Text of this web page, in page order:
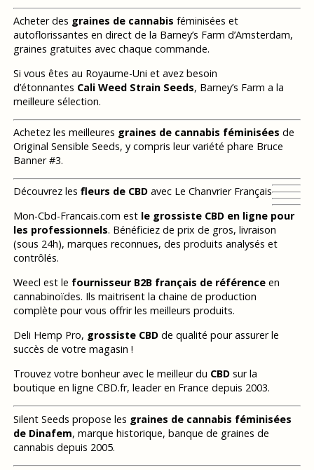
Acheter des graines de cannabis féminisées et
autoflorissantes en direct de la Barney’s Farm d’Amsterdam,
graines gratuites avec chaque commande.
Si vous êtes au Royaume-Uni et avez besoin
d’étonnantes Cali Weed Strain Seeds, Barney’s Farm a la
meilleure sélection.
Achetez les meilleures graines de cannabis féminisées de
Original Sensible Seeds, y compris leur variété phare Bruce
Banner #3.
Découvrez les fleurs de CBDavec Le Chanvrier Français
Mon-Cbd-Francais.com est le grossiste CBD en ligne pour
les professionnels. Bénéficiez de prix de gros, livraison
(sous 24h), marques reconnues, des produits analysés et
contrôlés.
Weecl est le fournisseur B2B français de référenceen
cannabinoïdes. Ils maitrisent la chaine de production
complète pour vous offrir les meilleurs produits.
Deli Hemp Pro, grossiste CBDde qualité pour assurer le
succès de votre magasin !
Trouvez votre bonheur avec le meilleur du CBDsur la
boutique en ligne CBD.fr, leader en France depuis 2003.
Silent Seeds propose les graines de cannabis féminisées
de Dinafem, marque historique, banque de graines de
cannabis depuis 2005.